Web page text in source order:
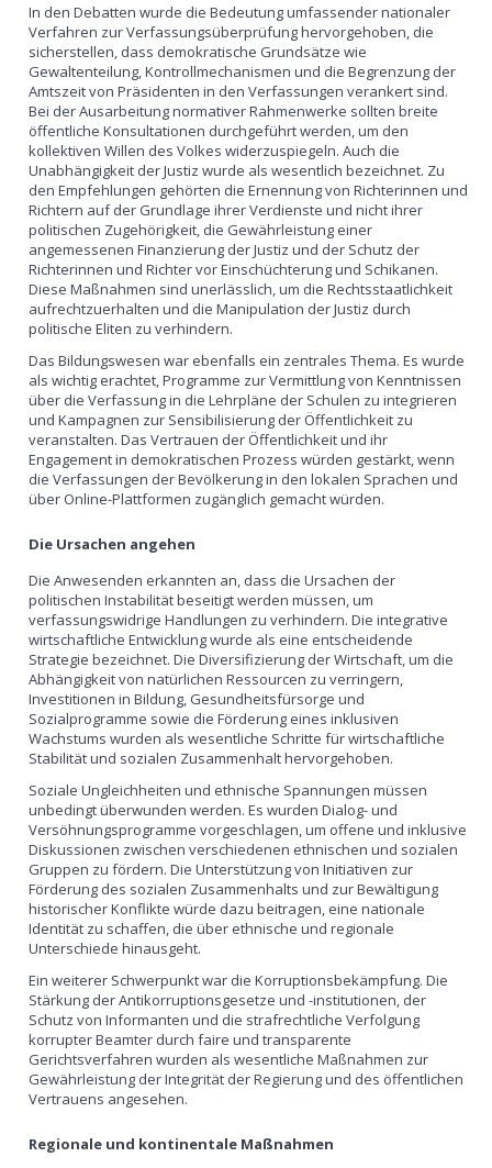
In den Debatten wurde die Bedeutung umfassender nationaler
Verfahren zur Verfassungsüberprüfung hervorgehoben, die
sicherstellen, dass demokratische Grundsätze wie
Gewaltenteilung, Kontrollmechanismen und die Begrenzung der
Amtszeit von Präsidenten in den Verfassungen verankert sind.
Bei der Ausarbeitung normativer Rahmenwerke sollten breite
öffentliche Konsultationen durchgeführt werden, um den
kollektiven Willen des Volkes widerzuspiegeln. Auch die
Unabhängigkeit der Justiz wurde als wesentlich bezeichnet. Zu
den Empfehlungen gehörten die Ernennung von Richterinnen und
Richtern auf der Grundlage ihrer Verdienste und nicht ihrer
politischen Zugehörigkeit, die Gewährleistung einer
angemessenen Finanzierung der Justiz und der Schutz der
Richterinnen und Richter vor Einschüchterung und Schikanen.
Diese Maßnahmen sind unerlässlich, um die Rechtsstaatlichkeit
aufrechtzuerhalten und die Manipulation der Justiz durch
politische Eliten zu verhindern.
Das Bildungswesen war ebenfalls ein zentrales Thema. Es wurde
als wichtig erachtet, Programme zur Vermittlung von Kenntnissen
über die Verfassung in die Lehrpläne der Schulen zu integrieren
und Kampagnen zur Sensibilisierung der Öffentlichkeit zu
veranstalten. Das Vertrauen der Öffentlichkeit und ihr
Engagement in demokratischen Prozess würden gestärkt, wenn
die Verfassungen der Bevölkerung in den lokalen Sprachen und
über Online-Plattformen zugänglich gemacht würden.
Die Ursachen angehen
Die Anwesenden erkannten an, dass die Ursachen der
politischen Instabilität beseitigt werden müssen, um
verfassungswidrige Handlungen zu verhindern. Die integrative
wirtschaftliche Entwicklung wurde als eine entscheidende
Strategie bezeichnet. Die Diversifizierung der Wirtschaft, um die
Abhängigkeit von natürlichen Ressourcen zu verringern,
Investitionen in Bildung, Gesundheitsfürsorge und
Sozialprogramme sowie die Förderung eines inklusiven
Wachstums wurden als wesentliche Schritte für wirtschaftliche
Stabilität und sozialen Zusammenhalt hervorgehoben.
Soziale Ungleichheiten und ethnische Spannungen müssen
unbedingt überwunden werden. Es wurden Dialog- und
Versöhnungsprogramme vorgeschlagen, um offene und inklusive
Diskussionen zwischen verschiedenen ethnischen und sozialen
Gruppen zu fördern. Die Unterstützung von Initiativen zur
Förderung des sozialen Zusammenhalts und zur Bewältigung
historischer Konflikte würde dazu beitragen, eine nationale
Identität zu schaffen, die über ethnische und regionale
Unterschiede hinausgeht.
Ein weiterer Schwerpunkt war die Korruptionsbekämpfung. Die
Stärkung der Antikorruptionsgesetze und -institutionen, der
Schutz von Informanten und die strafrechtliche Verfolgung
korrupter Beamter durch faire und transparente
Gerichtsverfahren wurden als wesentliche Maßnahmen zur
Gewährleistung der Integrität der Regierung und des öffentlichen
Vertrauens angesehen.
Regionale und kontinentale Maßnahmen